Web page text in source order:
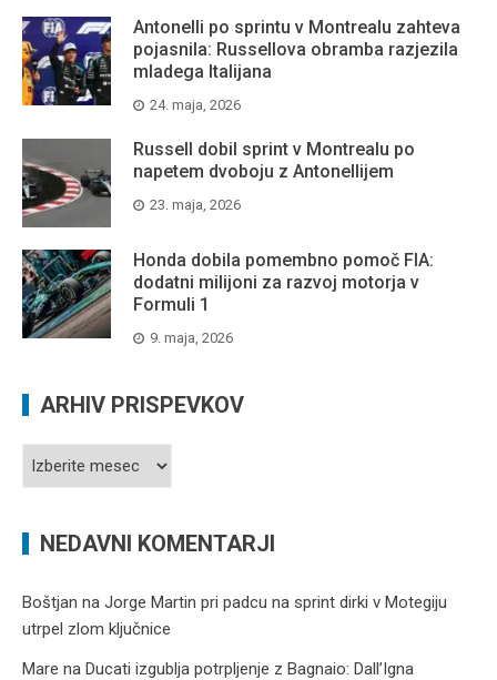
Antonelli po sprintu v Montrealu zahteva
pojasnila: Russellova obramba razjezila
mladega Italijana
24. maja, 2026
Russell dobil sprint v Montrealu po
napetem dvoboju z Antonellijem
23. maja, 2026
Honda dobila pomembno pomoč FIA:
dodatni milijoni za razvoj motorja v
Formuli 1
9. maja, 2026
ARHIV PRISPEVKOV
Arhiv
NEDAVNI KOMENTARJI
Boštjan na Jorge Martin pri padcu na sprint dirki v Motegiju
utrpel zlom ključnice
Mare na Ducati izgublja potrpljenje z Bagnaio: Dall’Igna